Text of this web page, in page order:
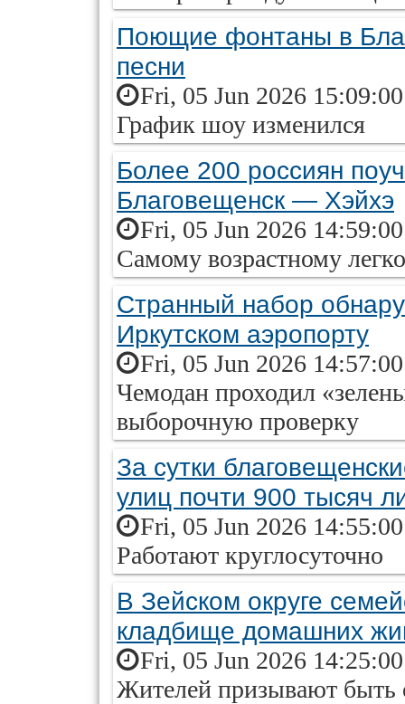
Поющие фонтаны в
песни
Fri, 05 Jun 2026
График шоу изменился
Более 200 россиян
Благовещенск — Хэйхэ
Fri, 05 Jun 2026
Самому возрастному
Странный набор
Иркутском аэропорту
Fri, 05 Jun 2026
Чемодан проходил
выборочную проверку
За сутки
улиц почти 900 тысяч
Fri, 05 Jun 2026
Работают круглосуточно
В Зейском округе
кладбище домашних
Fri, 05 Jun 2026
Жителей призывают